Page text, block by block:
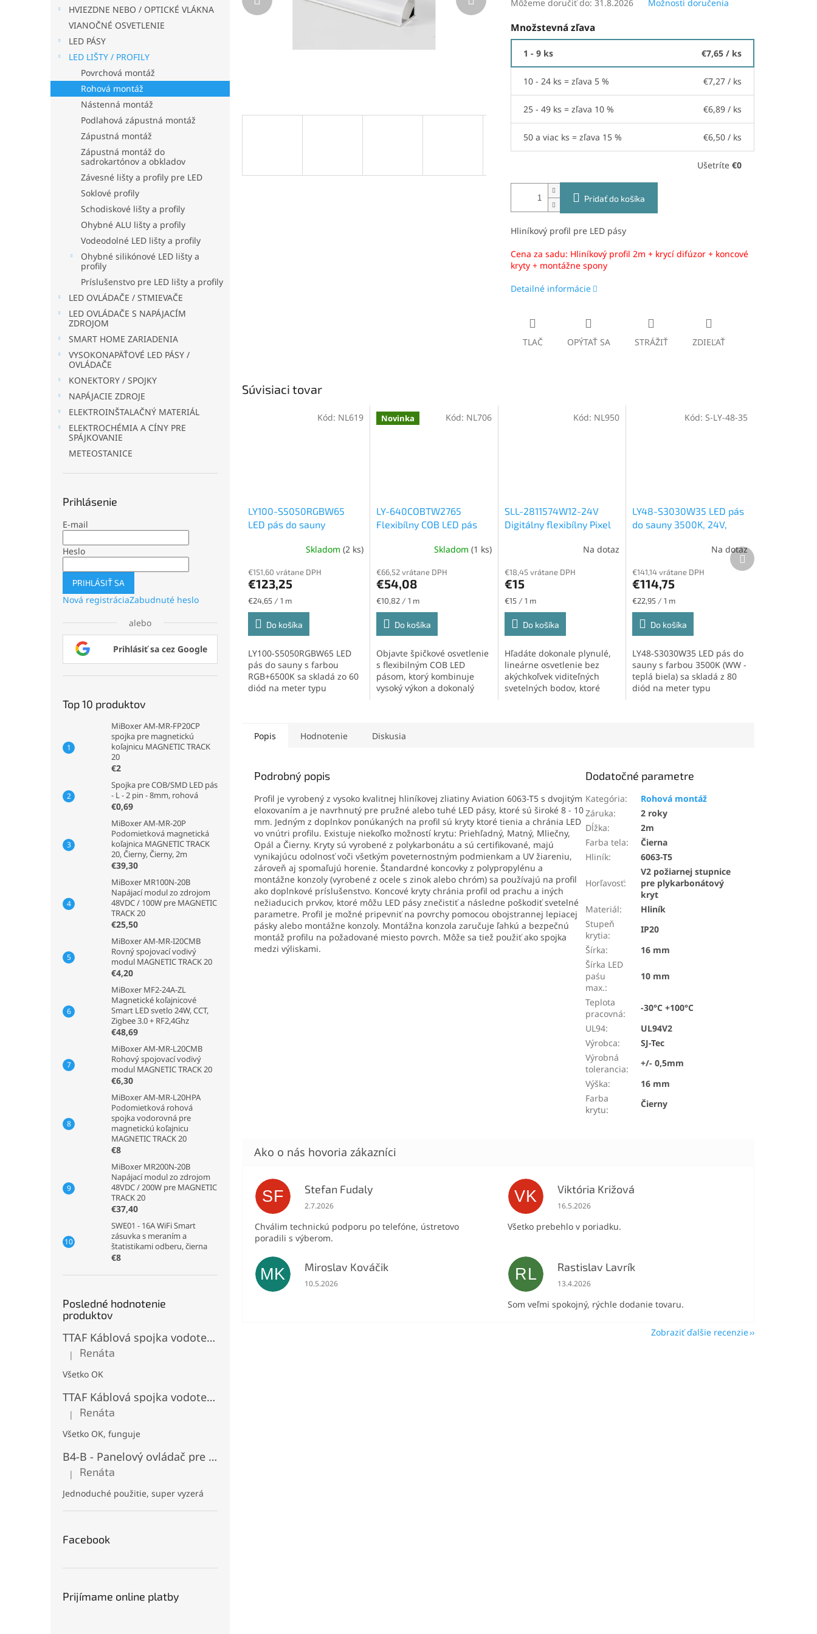
HVIEZDNE NEBO / OPTICKÉ VLÁKNA
VIANOČNÉ OSVETLENIE
LED PÁSY
LED LIŠTY / PROFILY
Povrchová montáž
Rohová montáž
Nástenná montáž
Podlahová zápustná montáž
Zápustná montáž
Zápustná montáž do
sadrokartónov a obkladov
Závesné lišty a profily pre LED
Soklové profily
Schodiskové lišty a profily
Ohybné ALU lišty a profily
Vodeodolné LED lišty a profily
Ohybné silikónové LED lišty a
profily
Príslušenstvo pre LED lišty a profily
LED OVLÁDAČE / STMIEVAČE
LED OVLÁDAČE S NAPÁJACÍM
ZDROJOM
SMART HOME ZARIADENIA
VYSOKONAPÄŤOVÉ LED PÁSY /
OVLÁDAČE
KONEKTORY / SPOJKY
NAPÁJACIE ZDROJE
ELEKTROINŠTALAČNÝ MATERIÁL
ELEKTROCHÉMIA A CÍNY PRE
SPÁJKOVANIE
METEOSTANICE
Prihlásenie
E-mail
Heslo
PRIHLÁSIŤ SA
Nová registráciaZabudnuté heslo
alebo
Prihlásiť sa cez Google
Top 10 produktov
MiBoxer AM-MR-FP20CP
spojka pre magnetickú
koľajnicu MAGNETIC TRACK
20
€2
Spojka pre COB/SMD LED pás
- L - 2 pin - 8mm, rohová
€0,69
MiBoxer AM-MR-20P
Podomietková magnetická
koľajnica MAGNETIC TRACK
20, Čierny, Čierny, 2m
€39,30
MiBoxer MR100N-20B
Napájací modul zo zdrojom
48VDC / 100W pre MAGNETIC
TRACK 20
€25,50
MiBoxer AM-MR-I20CMB
Rovný spojovací vodivý
modul MAGNETIC TRACK 20
€4,20
MiBoxer MF2-24A-ZL
Magnetické koľajnicové
Smart LED svetlo 24W, CCT,
Zigbee 3.0 + RF2,4Ghz
€48,69
MiBoxer AM-MR-L20CMB
Rohový spojovací vodivý
modul MAGNETIC TRACK 20
€6,30
MiBoxer AM-MR-L20HPA
Podomietková rohová
spojka vodorovná pre
magnetickú koľajnicu
MAGNETIC TRACK 20
€8
MiBoxer MR200N-20B
Napájací modul zo zdrojom
48VDC / 200W pre MAGNETIC
TRACK 20
€37,40
SWE01 - 16A WiFi Smart
zásuvka s meraním a
štatistikami odberu, čierna
€8
Posledné hodnotenie
produktov
TTAF Káblová spojka vodotesná IP68, Typu "T" , 3 pinová, 20A, 2,5mm², M20
Hodnotenie produktu je 5 z 5 hviezdičiek.
| Renáta
Všetko OK
TTAF Káblová spojka vodotesná IP68, "I" Priama, 3 pinová, 20A, 2,5mm², M20
Hodnotenie produktu je 5 z 5 hviezdičiek.
| Renáta
Všetko OK, funguje
B4-B - Panelový ovládač pre RGB+CCT LED, Čierny, Batériový 2xAAA (3V), Magnetický, RF 2,4GHz, 4 zóny
Hodnotenie produktu je 5 z 5 hviezdičiek.
| Renáta
Jednoduché použitie, super vyzerá
Facebook
Prijímame online platby
Môžeme doručiť do: 31.8.2026 Možnosti doručenia
Množstevná zľava
1 - 9 ks €7,65 / ks
10 - 24 ks = zľava 5 % €7,27 / ks
25 - 49 ks = zľava 10 % €6,89 / ks
50 a viac ks = zľava 15 % €6,50 / ks
Ušetríte €0
Pridať do košíka
Hliníkový profil pre LED pásy
Cena za sadu: Hliníkový profil 2m + krycí difúzor + koncové
kryty + montážne spony
Detailné informácie
TLAČ OPÝTAŤ SA STRÁŽIŤ ZDIEĽAŤ
Súvisiaci tovar
LY100-S5050RGBW65
LED pás do sauny
SMD5050 , IP65, 10W/m,
Skladom (2 ks)
€151,60 vrátane DPH
€123,25
Jednotková
cena:
€24,65 / 1 m
Do košíka
LY100-S5050RGBW65 LED
pás do sauny s farbou
RGB+6500K sa skladá zo 60
diód na meter typu
Kód: NL619 Novinka
LY-640COBTW2765
Flexibílny COB LED pás
16W/m, 640led/m, 10mm
Skladom (1 ks)
€66,52 vrátane DPH
€54,08
Jednotková
cena:
€10,82 / 1 m
Do košíka
Objavte špičkové osvetlenie
s flexibilným COB LED
pásom, ktorý kombinuje
vysoký výkon a dokonalý
Kód: NL706
SLL-2811574W12-24V
Digitálny flexibílny Pixel
IP20, 12W/m, 574led/m,
Na dotaz
€18,45 vrátane DPH
€15
Jednotková
cena:
€15 / 1 m
Do košíka
Hľadáte dokonale plynulé,
lineárne osvetlenie bez
akýchkoľvek viditeľných
svetelných bodov, ktoré
Kód: NL950
LY48-S3030W35 LED pás
do sauny 3500K, 24V,
Na dotaz
€141,14 vrátane DPH
€114,75
Jednotková
cena:
€22,95 / 1 m
Do košíka
LY48-S3030W35 LED pás do
sauny s farbou 3500K (WW -
teplá biela) sa skladá z 80
diód na meter typu
Kód: S-LY-48-35
Ďalší
produkt
Popis Hodnotenie Diskusia
Podrobný popis
Profil je vyrobený z vysoko kvalitnej hliníkovej zliatiny Aviation 6063-T5 s dvojitým
eloxovaním a je navrhnutý pre pružné alebo tuhé LED pásy, ktoré sú široké 8 - 10
mm. Jedným z doplnkov ponúkaných na profil sú kryty ktoré tienia a chránia LED
vo vnútri profilu. Existuje niekoľko možností krytu: Priehľadný, Matný, Mliečny,
Opál a Čierny. Kryty sú vyrobené z polykarbonátu a sú certifikované, majú
vynikajúcu odolnosť voči všetkým poveternostným podmienkam a UV žiareniu,
zároveň aj spomaľujú horenie. Štandardné koncovky z polypropylénu a
montážne konzoly (vyrobené z ocele s zinok alebo chróm) sa používajú na profil
ako doplnkové príslušenstvo. Koncové kryty chránia profil od prachu a iných
nežiaducich prvkov, ktoré môžu LED pásy znečistiť a následne poškodiť svetelné
parametre. Profil je možné pripevniť na povrchy pomocou obojstrannej lepiacej
pásky alebo montážne konzoly. Montážna konzola zaručuje ľahkú a bezpečnú
montáž profilu na požadované miesto povrch. Môže sa tiež použiť ako spojka
medzi výliskami.
Dodatočné parametre
Kategória:
Rohová montáž
Záruka:
2 roky
Dĺžka:
2m
Farba tela:
Čierna
Hliník: 6063-T5
Horľavosť:
V2 požiarnej stupnice
pre plykarbonátový
kryt
Materiál:
Hliník
Stupeň
krytia:
IP20
Šírka:
16 mm
Šírka LED
paśu
max.:
10 mm
Teplota
pracovná:
-30°C +100°C
UL94:
UL94V2
Výrobca:
SJ-Tec
Výrobná
tolerancia:
+/- 0,5mm
Výška:
16 mm
Farba
krytu:
Čierny
SF Stefan Fudaly
Hodnotenie obchodu je 5 z 5 hviezdičiek.
2.7.2026
Chválim technickú podporu po telefóne, ústretovo
poradili s výberom.
VK Viktória Križová
Hodnotenie obchodu je 5 z 5 hviezdičiek.
16.5.2026
Všetko prebehlo v poriadku.
MK Miroslav Kováčik
Hodnotenie obchodu je 5 z 5 hviezdičiek.
10.5.2026
RL Rastislav Lavrík
Hodnotenie obchodu je 5 z 5 hviezdičiek.
13.4.2026
Som veľmi spokojný, rýchle dodanie tovaru.
Zobraziť ďalšie recenzie